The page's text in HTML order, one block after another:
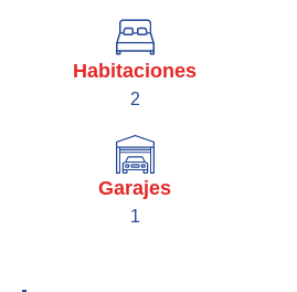
Habitaciones
2
Garajes
1